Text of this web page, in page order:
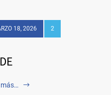
18, 2026 2